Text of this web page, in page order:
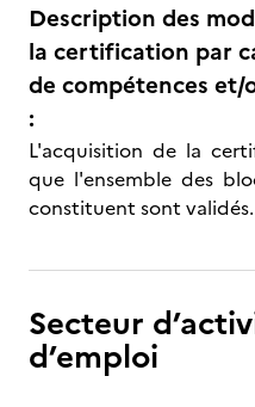
Description des
la certification par
de compétences
:
L'acquisition de la
que l'ensemble des
constituent sont validés.
Secteur
d’emploi